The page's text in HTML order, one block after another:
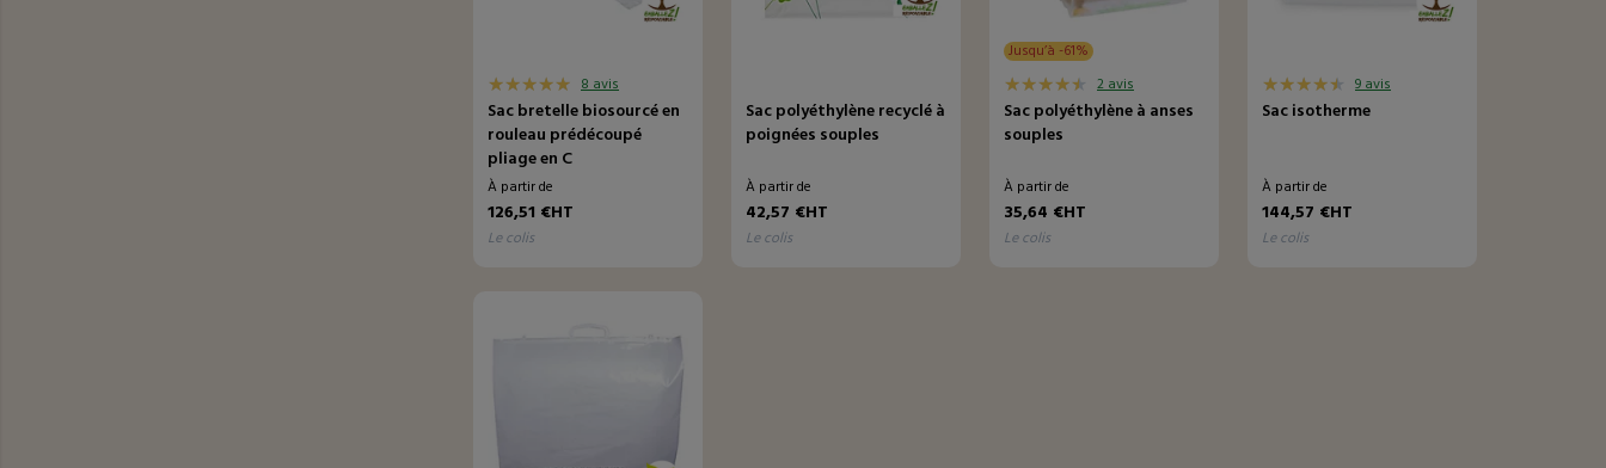
8 avis
Sac bretelle biosourcé en
rouleau prédécoupé
pliage en C
À partir de
126,51 €HT
le colis
Sac polyéthylène recyclé à
poignées souples
À partir de
42,57 €HT
le colis
Jusqu’à -61%
2 avis
Sac polyéthylène à anses
souples
À partir de
35,64 €HT
le colis
9 avis
Sac isotherme
À partir de
144,57 €HT
le colis